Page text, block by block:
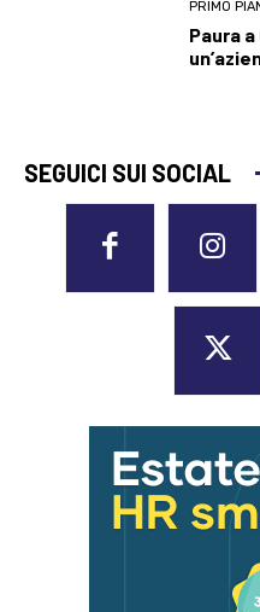
PRIMO
Paura
SEGUICI SUI SOCIAL